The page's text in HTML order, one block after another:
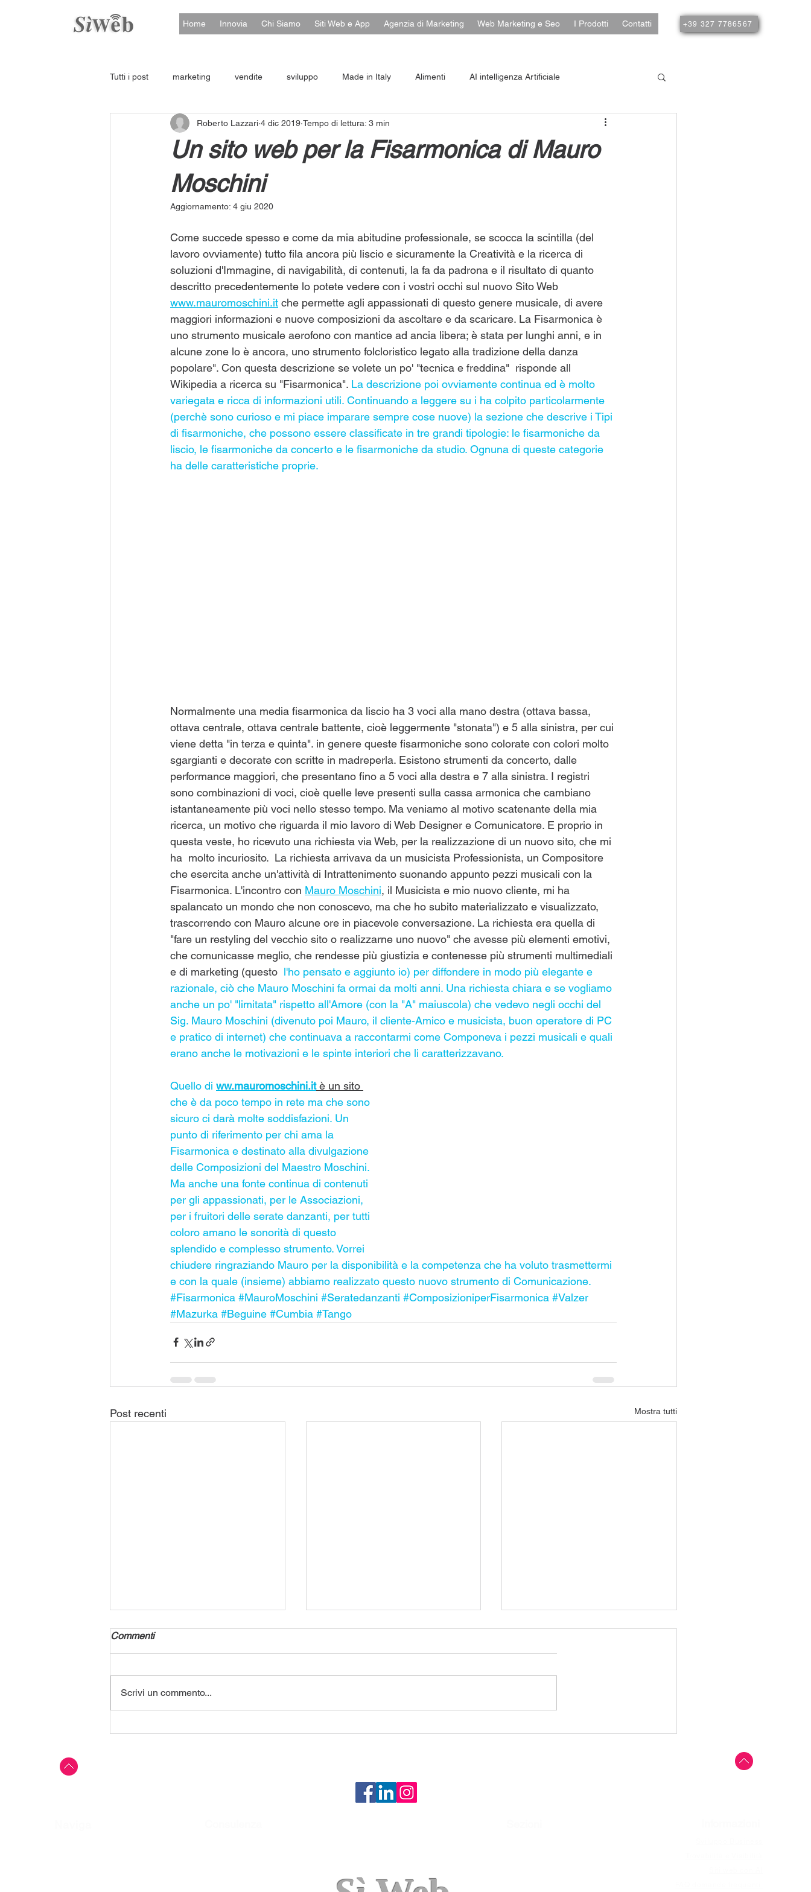
Home Innovia Chi Siamo Siti Web e App Agenzia di Marketing Web Marketing e Seo I Prodotti Contatti +39 327 7786567
Tutti i post marketing vendite sviluppo Made in Italy Alimenti AI intelligenza Artificiale
Un sito web per la Fisarmonica di Mauro
Moschini
Roberto Lazzari 4 dic 2019 Tempo di lettura: 3 min
Aggiornamento: 4 giu 2020
Come succede spesso e come da mia abitudine professionale, se scocca la scintilla (del
lavoro ovviamente) tutto fila ancora più liscio e sicuramente la Creatività e la ricerca di
soluzioni d'Immagine, di navigabilità, di contenuti, la fa da padrona e il risultato di quanto
descritto precedentemente lo potete vedere con i vostri occhi sul nuovo Sito Web
www.mauromoschini.it che permette agli appassionati di questo genere musicale, di avere
maggiori informazioni e nuove composizioni da ascoltare e da scaricare. La Fisarmonica è
uno strumento musicale aerofono con mantice ad ancia libera; è stata per lunghi anni, e in
alcune zone lo è ancora, uno strumento folcloristico legato alla tradizione della danza
popolare". Con questa descrizione se volete un po' "tecnica e freddina"  risponde all
Wikipedia a ricerca su "Fisarmonica". La descrizione poi ovviamente continua ed è molto
variegata e ricca di informazioni utili. Continuando a leggere su i ha colpito particolarmente
(perchè sono curioso e mi piace imparare sempre cose nuove) la sezione che descrive i Tipi
di fisarmoniche, che possono essere classificate in tre grandi tipologie: le fisarmoniche da
liscio, le fisarmoniche da concerto e le fisarmoniche da studio. Ognuna di queste categorie
ha delle caratteristiche proprie.
Normalmente una media fisarmonica da liscio ha 3 voci alla mano destra (ottava bassa,
ottava centrale, ottava centrale battente, cioè leggermente "stonata") e 5 alla sinistra, per cui
viene detta "in terza e quinta". in genere queste fisarmoniche sono colorate con colori molto
sgargianti e decorate con scritte in madreperla. Esistono strumenti da concerto, dalle
performance maggiori, che presentano fino a 5 voci alla destra e 7 alla sinistra. I registri
sono combinazioni di voci, cioè quelle leve presenti sulla cassa armonica che cambiano
istantaneamente più voci nello stesso tempo. Ma veniamo al motivo scatenante della mia
ricerca, un motivo che riguarda il mio lavoro di Web Designer e Comunicatore. E proprio in
questa veste, ho ricevuto una richiesta via Web, per la realizzazione di un nuovo sito, che mi
ha  molto incuriosito.  La richiesta arrivava da un musicista Professionista, un Compositore
che esercita anche un'attività di Intrattenimento suonando appunto pezzi musicali con la
Fisarmonica. L'incontro con Mauro Moschini, il Musicista e mio nuovo cliente, mi ha
spalancato un mondo che non conoscevo, ma che ho subito materializzato e visualizzato,
trascorrendo con Mauro alcune ore in piacevole conversazione. La richiesta era quella di
"fare un restyling del vecchio sito o realizzarne uno nuovo" che avesse più elementi emotivi,
che comunicasse meglio, che rendesse più giustizia e contenesse più strumenti multimediali
e di marketing (questo l'ho pensato e aggiunto io) per diffondere in modo più elegante e
razionale, ciò che Mauro Moschini fa ormai da molti anni. Una richiesta chiara e se vogliamo
anche un po' "limitata" rispetto all'Amore (con la "A" maiuscola) che vedevo negli occhi del
Sig. Mauro Moschini (divenuto poi Mauro, il cliente-Amico e musicista, buon operatore di PC
e pratico di internet) che continuava a raccontarmi come Componeva i pezzi musicali e quali
erano anche le motivazioni e le spinte interiori che li caratterizzavano.
Quello di ww.mauromoschini.it è un sito
che è da poco tempo in rete ma che sono
sicuro ci darà molte soddisfazioni. Un
punto di riferimento per chi ama la
Fisarmonica e destinato alla divulgazione
delle Composizioni del Maestro Moschini.
Ma anche una fonte continua di contenuti
per gli appassionati, per le Associazioni,
per i fruitori delle serate danzanti, per tutti
coloro amano le sonorità di questo
splendido e complesso strumento. Vorrei
chiudere ringraziando Mauro per la disponibilità e la competenza che ha voluto trasmettermi
e con la quale (insieme) abbiamo realizzato questo nuovo strumento di Comunicazione.
#Fisarmonica #MauroMoschini #Seratedanzanti #ComposizioniperFisarmonica #Valzer
#Mazurka #Beguine #Cumbia #Tango
Post recenti Mostra tutti
Commenti
Scrivi un commento...